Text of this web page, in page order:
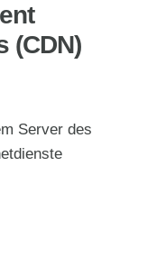
(CDN)
Server des